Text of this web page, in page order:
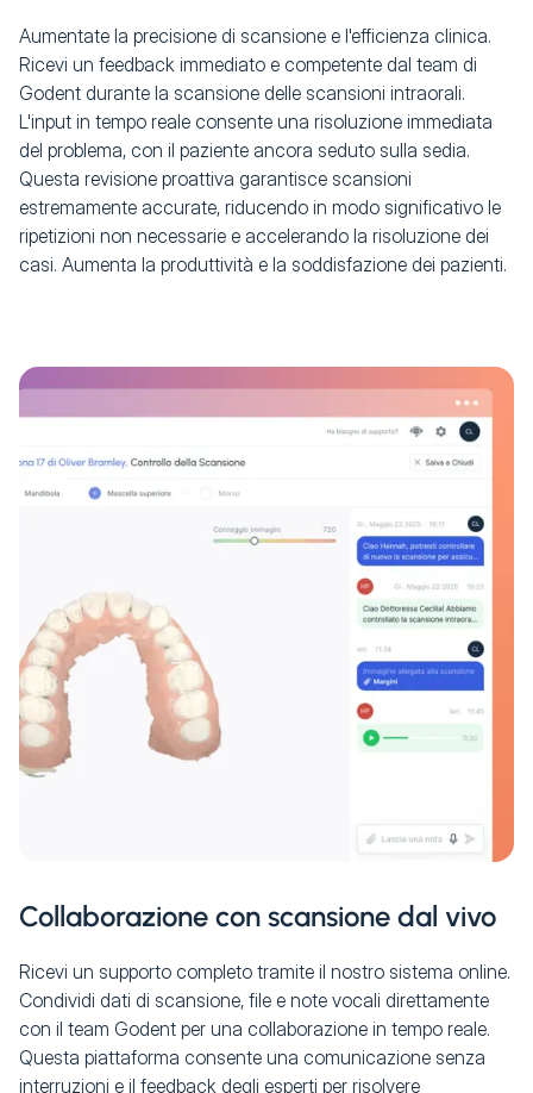
Aumentate la precisione di scansione e l'efficienza clinica.
Ricevi un feedback immediato e competente dal team di
Godent durante la scansione delle scansioni intraorali.
L'input in tempo reale consente una risoluzione immediata
del problema, con il paziente ancora seduto sulla sedia.
Questa revisione proattiva garantisce scansioni
estremamente accurate, riducendo in modo significativo le
ripetizioni non necessarie e accelerando la risoluzione dei
casi. Aumenta la produttività e la soddisfazione dei pazienti.
Collaborazione con scansione dal vivo
Ricevi un supporto completo tramite il nostro sistema online.
Condividi dati di scansione, file e note vocali direttamente
con il team Godent per una collaborazione in tempo reale.
Questa piattaforma consente una comunicazione senza
interruzioni e il feedback degli esperti per risolvere